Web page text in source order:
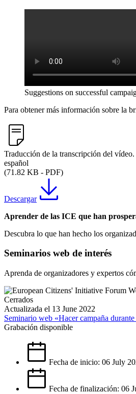
Suggestions on successful
Para obtener más información sobre la
Traducción de la transcripción del
español
(71.82 KB - PDF)
Descargar
Aprender de las ICE que han
Descubra lo que han hecho los
Seminarios web de interés
Aprenda de organizadores y expertos
Cerrados
Actualizada el 13 June 2022
Seminario web «Hacer campaña
Grabación disponible
Fecha de inicio: 06 July
Fecha de finalización: 06